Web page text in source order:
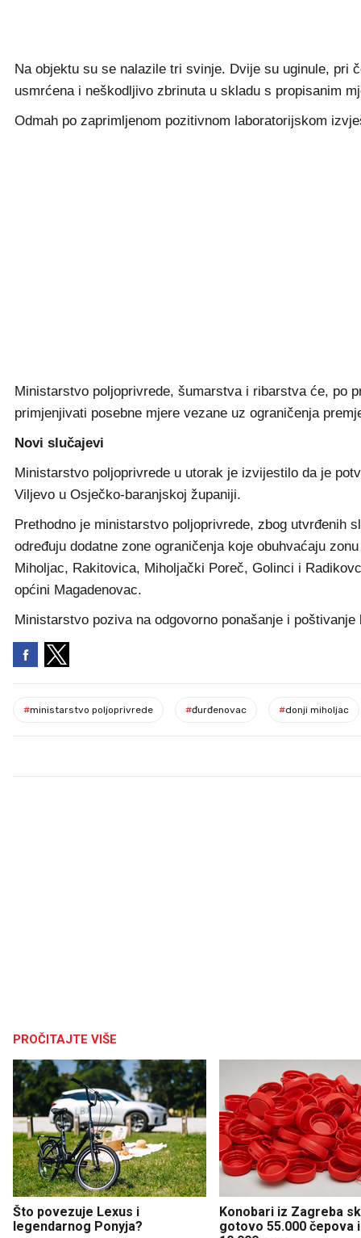
Na objektu su se nalazile tri svinje. Dvije su uginule, pri
usmrćena i neškodljivo zbrinuta u skladu s propisanim
Odmah po zaprimljenom pozitivnom laboratorijskom
Ministarstvo poljoprivrede, šumarstva i ribarstva će, po
primjenjivati posebne mjere vezane uz ograničenja
Novi slučajevi
Ministarstvo poljoprivrede u utorak je izvijestilo da je
Viljevo u Osječko-baranjskoj županiji.
Prethodno je ministarstvo poljoprivrede, zbog utvrđenih
određuju dodatne zone ograničenja koje obuhvaćaju
Miholjac, Rakitovica, Miholjački Poreč, Golinci i
općini Magadenovac.
Ministarstvo poziva na odgovorno ponašanje i
#ministarstvo poljoprivrede #đurđenovac #donji miholjac
PROČITAJTE VIŠE
Što povezuje Lexus i
legendarnog Ponyja?
Konobari iz Zagreba
gotovo 55.000 čepova